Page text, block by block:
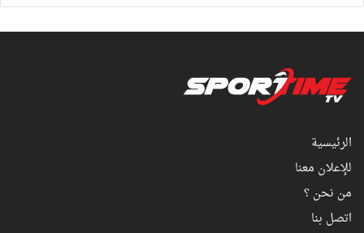
الرئيسية
للإعلان معنا
من نحن ؟
اتصل بنا